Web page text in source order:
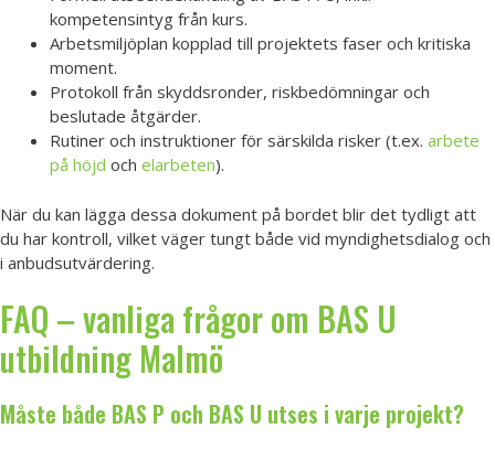
kompetensintyg från kurs.
Arbetsmiljöplan kopplad till projektets faser och kritiska
moment.
Protokoll från skyddsronder, riskbedömningar och
beslutade åtgärder.
Rutiner och instruktioner för särskilda risker (t.ex. arbete
på höjd och elarbeten).
När du kan lägga dessa dokument på bordet blir det tydligt att
du har kontroll, vilket väger tungt både vid myndighetsdialog och
i anbudsutvärdering.
FAQ – vanliga frågor om BAS U
utbildning Malmö
Måste både BAS P och BAS U utses i varje projekt?